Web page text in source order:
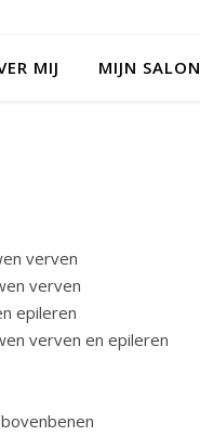
MIJ MIJN SALON
verven
verven
epileren
verven en epileren